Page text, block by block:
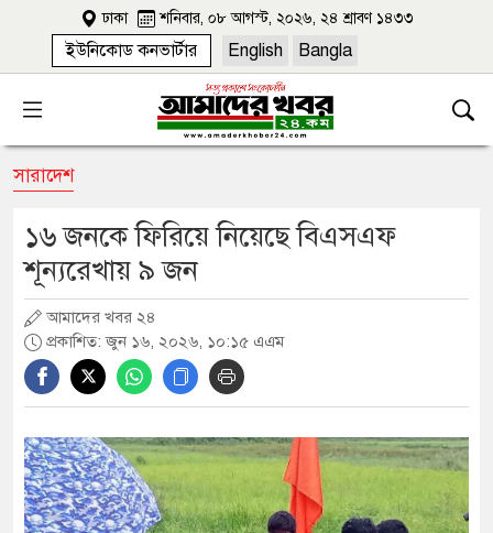
ঢাকা শনিবার, ০৮ আগস্ট, ২০২৬, ২৪ শ্রাবণ ১৪৩৩
ইউনিকোড কনভার্টার English Bangla
সারাদেশ
১৬ জনকে ফিরিয়ে নিয়েছে বিএসএফ
শূন্যরেখায় ৯ জন
আমাদের খবর ২৪
প্রকাশিত: জুন ১৬, ২০২৬, ১০:১৫ এএম